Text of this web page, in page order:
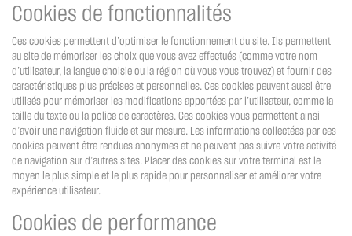
Cookies de fonctionnalités
Ces cookies permettent d’optimiser le fonctionnement du site. Ils permettent
au site de mémoriser les choix que vous avez effectués (comme votre nom
d’utilisateur, la langue choisie ou la région où vous vous trouvez) et fournir des
caractéristiques plus précises et personnelles. Ces cookies peuvent aussi être
utilisés pour mémoriser les modifications apportées par l’utilisateur, comme la
taille du texte ou la police de caractères. Ces cookies vous permettent ainsi
d’avoir une navigation fluide et sur mesure. Les informations collectées par ces
cookies peuvent être rendues anonymes et ne peuvent pas suivre votre activité
de navigation sur d’autres sites. Placer des cookies sur votre terminal est le
moyen le plus simple et le plus rapide pour personnaliser et améliorer votre
expérience utilisateur.
Cookies de performance